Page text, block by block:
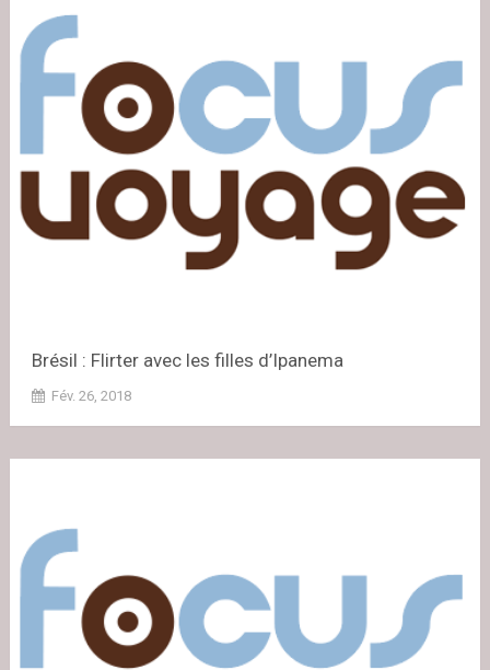
Brésil : Flirter avec les filles d’Ipanema
Fév. 26, 2018